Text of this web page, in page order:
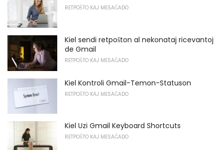
RETPOŜTO KAJ MESAĜADO
Kiel sendi retpoŝton al nekonataj ricevantoj
de Gmail
RETPOŜTO KAJ MESAĜADO
Kiel Kontroli Gmail-Temon-Statuson
RETPOŜTO KAJ MESAĜADO
Kiel Uzi Gmail Keyboard Shortcuts
RETPOŜTO KAJ MESAĜADO